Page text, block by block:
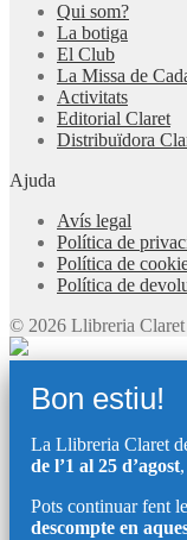
Qui som?
La botiga
El Club
La Missa de
Activitats
Editorial Claret
Distribuïdora
Ajuda
Avís legal
Política de
Política de
Política de
© 2026 Llibreria Claret
Bon estiu!
La Llibreria Claret
de l’1 al 25 d’agost
Pots continuar fent
descompte en